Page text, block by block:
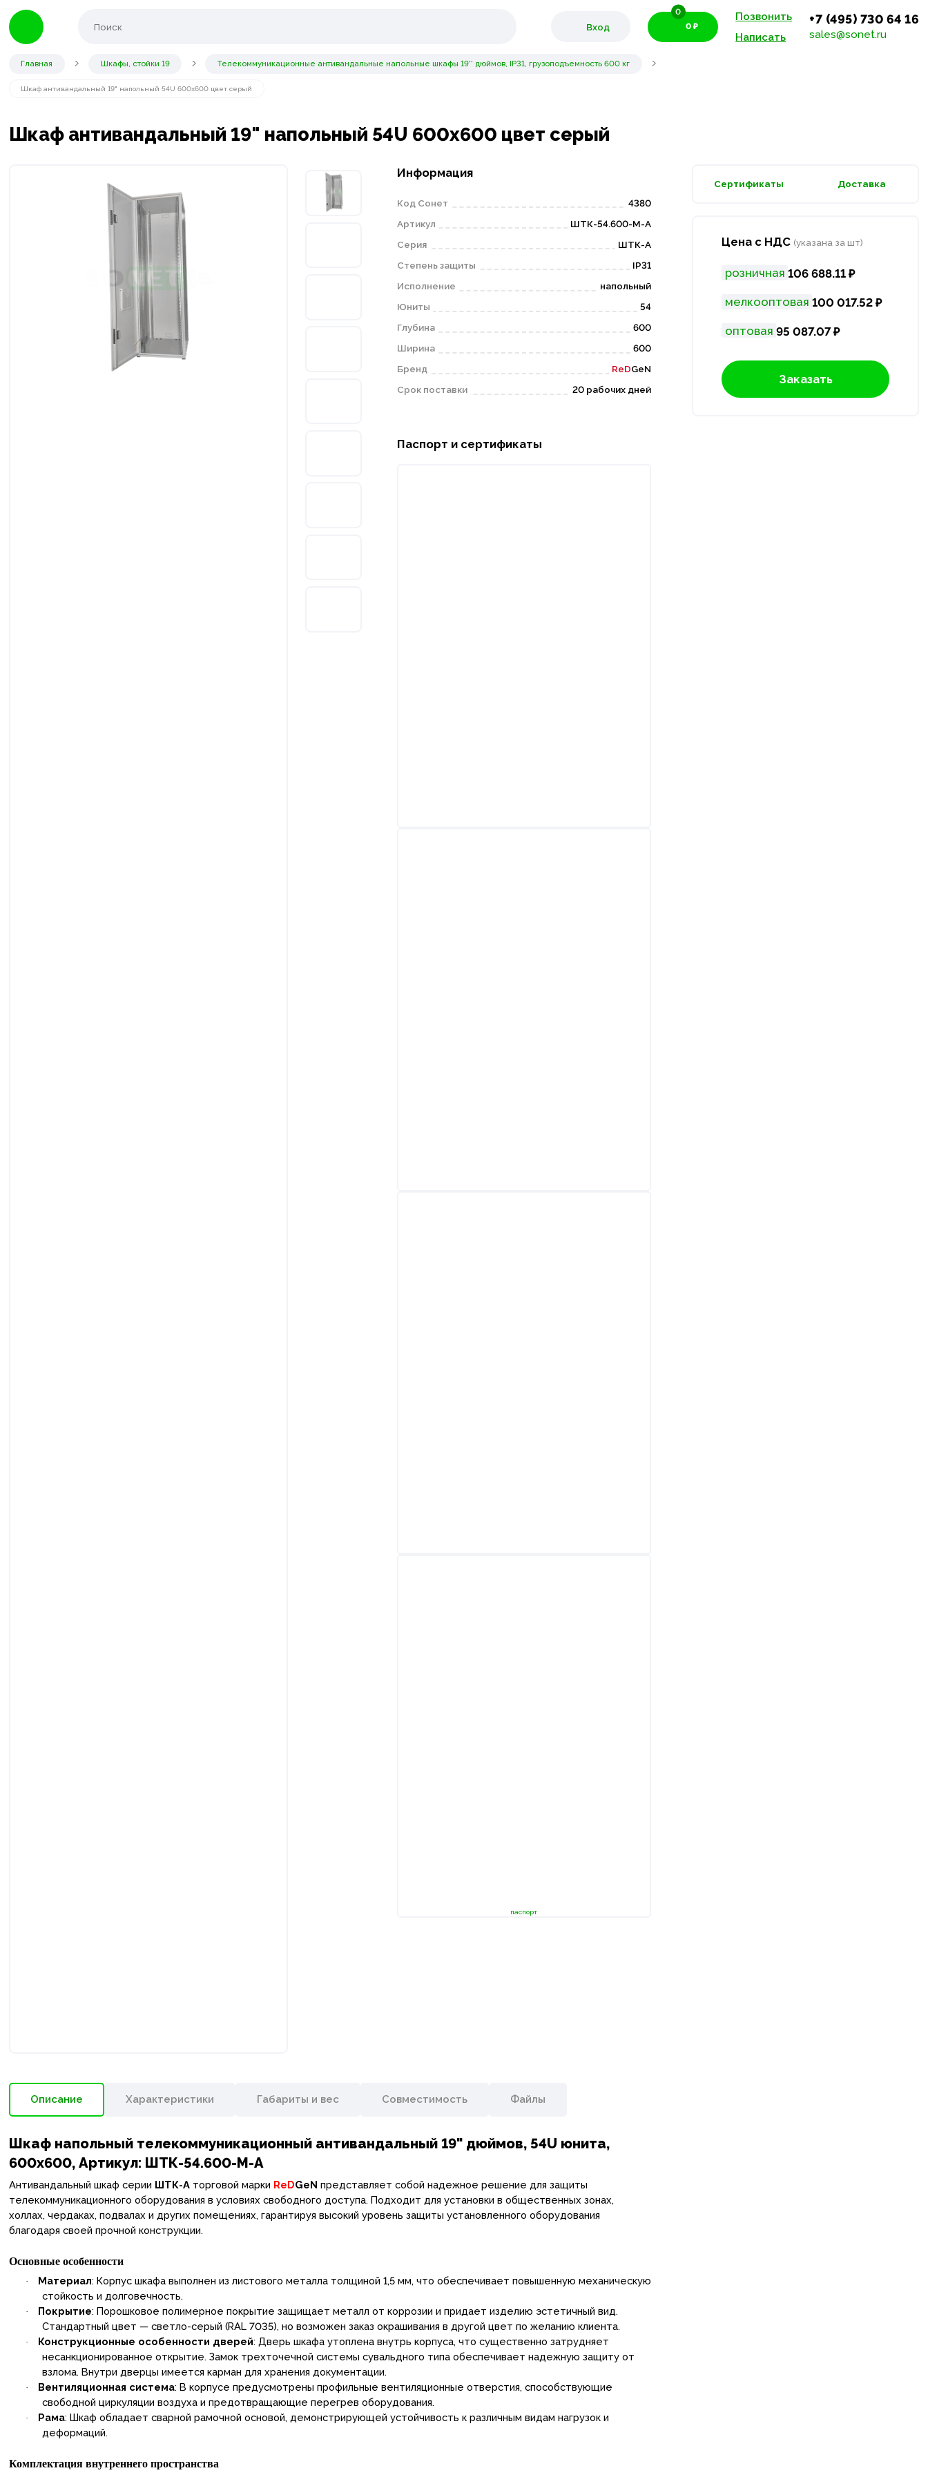
Вход 0 ₽
0
Позвонить
Написать
+7 (495) 730 64 16
sales@sonet.ru
Главная Шкафы, стойки 19 Телекоммуникационные антивандальные напольные шкафы 19'' дюймов, IP31, грузоподъемность 600 кг
Шкаф антивандальный 19" напольный 54U 600x600 цвет серый
Шкаф антивандальный 19" напольный 54U 600x600 цвет серый
Информация
Код Сонет
4380
Артикул
ШТК-54.600-М-А
Серия
ШТК-А
Степень защиты
IP31
Исполнение
напольный
Юниты
54
Глубина
600
Ширина
600
Бренд
ReDGeN
Срок поставки
20 рабочих дней
Паспорт и сертификаты
паспорт
Описание Характеристики Габариты и вес Совместимость Файлы
Шкаф напольный телекоммуникационный антивандальный 19" дюймов, 54U юнита,
600x600, Артикул: ШТК-54.600-М-А
Антивандальный шкаф серии ШТК-Аторговой марки ReDGeN представляет собой надежное решение для защиты
телекоммуникационного оборудования в условиях свободного доступа. Подходит для установки в общественных зонах,
холлах, чердаках, подвалах и других помещениях, гарантируя высокий уровень защиты установленного оборудования
благодаря своей прочной конструкции.
Основные особенности
· Материал: Корпус шкафа выполнен из листового металла толщиной 1,5 мм, что обеспечивает повышенную механическую
стойкость и долговечность.
· Покрытие: Порошковое полимерное покрытие защищает металл от коррозии и придает изделию эстетичный вид.
Стандартный цвет — светло-серый (RAL 7035), но возможен заказ окрашивания в другой цвет по желанию клиента.
· Конструкционные особенности дверей: Дверь шкафа утоплена внутрь корпуса, что существенно затрудняет
несанкционированное открытие. Замок трехточечной системы сувальдного типа обеспечивает надежную защиту от
взлома. Внутри дверцы имеется карман для хранения документации.
· Вентиляционная система: В корпусе предусмотрены профильные вентиляционные отверстия, способствующие
свободной циркуляции воздуха и предотвращающие перегрев оборудования.
· Рама: Шкаф обладает сварной рамочной основой, демонстрирующей устойчивость к различным видам нагрузок и
деформаций.
Комплектация внутреннего пространства
Сертификаты Доставка
Цена с НДС (указана за шт)
розничная 106 688.11 ₽
мелкооптовая 100 017.52 ₽
оптовая 95 087.07 ₽
Заказать